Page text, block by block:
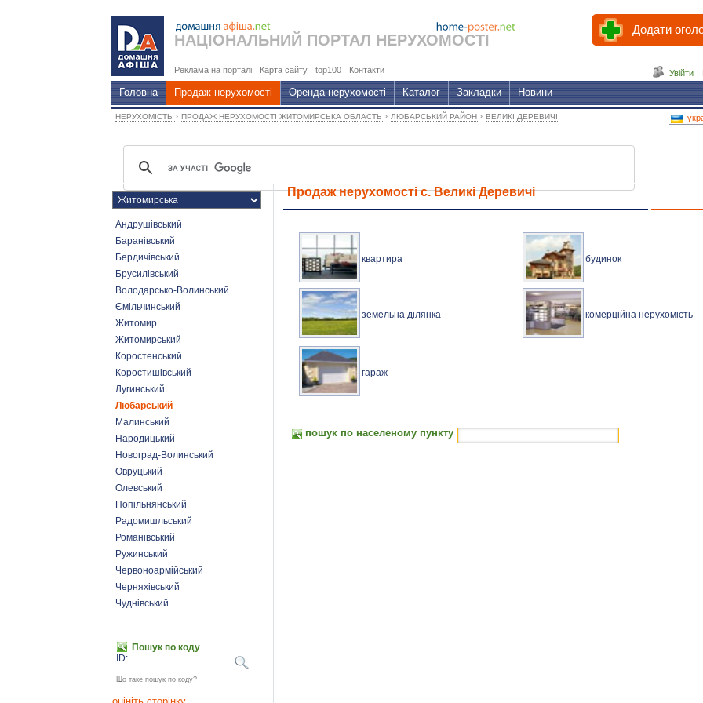
НАЦІОНАЛЬНИЙ ПОРТАЛ НЕРУХОМОСТІ
Додати
Реклама на порталі Карта сайту top100 Контакти Увійти |
Головна Продаж нерухомості Оренда нерухомості Каталог Закладки Новини
НЕРУХОМІСТЬ › ПРОДАЖ НЕРУХОМОСТІ ЖИТОМИРСЬКА ОБЛАСТЬ › ЛЮБАРСЬКИЙ РАЙОН › ВЕЛИКІ ДЕРЕВИЧІ
Андрушівський
Баранівський
Бердичівський
Брусилівський
Володарсько-Волинський
Ємільчинський
Житомир
Житомирський
Коростенський
Коростишівський
Лугинський
Любарський
Малинський
Народицький
Новоград-Волинський
Овруцький
Олевський
Попільнянський
Радомишльський
Романівський
Ружинський
Червоноармійський
Черняхівський
Чуднівський
Пошук по коду
ID:
Що таке пошук по коду?
Продаж нерухомості с. Великі Деревичі
квартира будинок
земельна ділянка комерційна нерухомість
гараж
пошук по населеному пункту